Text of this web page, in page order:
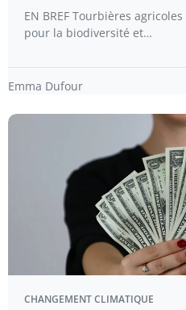
EN BREF Tourbières
pour la biodiversité et…
Emma Dufour
CHANGEMENT CLIMATIQUE